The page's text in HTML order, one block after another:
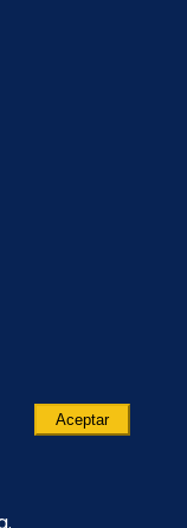
Corta”
Aceptar